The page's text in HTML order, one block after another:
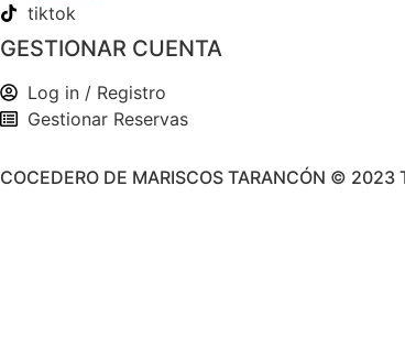
tiktok
GESTIONAR CUENTA
Log in / Registro
Gestionar Reservas
COCEDERO DE MARISCOS TARANCÓN ©